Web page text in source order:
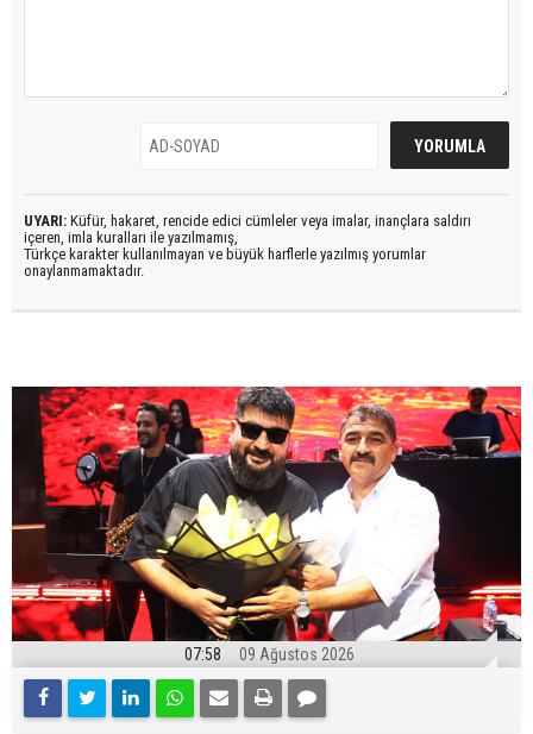
UYARI: Küfür, hakaret, rencide edici cümleler veya imalar, inançlara saldırı
içeren, imla kuralları ile yazılmamış,
Türkçe karakter kullanılmayan ve büyük harflerle yazılmış yorumlar
onaylanmamaktadır.
07:58 09 Ağustos 2026